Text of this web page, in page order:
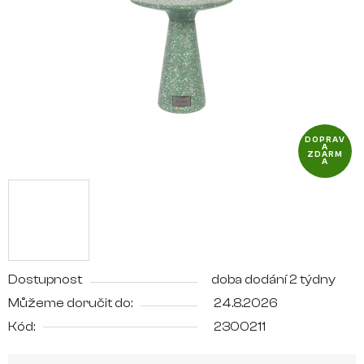
Dostupnost
doba dodání 2 týdny
Můžeme doručit do:
24.8.2026
Kód:
2300211
DOPRAV
A
ZDARM
A